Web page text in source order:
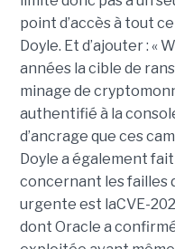
point d’accès à tout
Doyle. Et d’ajouter : «
années la cible de
minage de
authentifié à la
d’ancrage que ces
Doyle a également
concernant les failles
urgente est laCVE-
dont Oracle a